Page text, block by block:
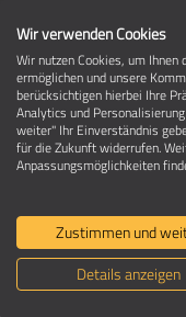
Ein
Deutschland>
Wir verwenden Cookies
Wir nutzen Cookies, um
ermöglichen und unsere
berücksichtigen hierbei Ihre
Analytics und
weiter" Ihr Einverständnis
für die Zukunft widerrufen.
Anpassungsmöglichkeiten
Zustimmen und
Details anzeigen